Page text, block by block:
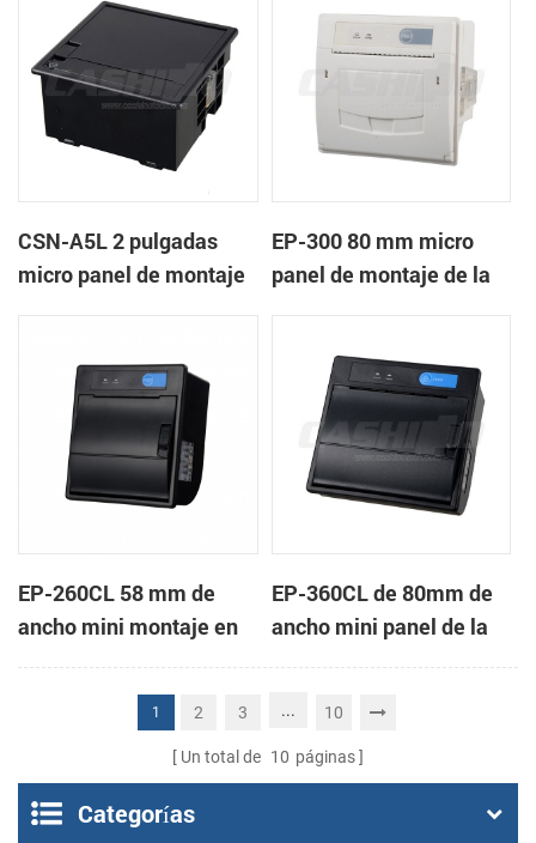
CSN-A5L 2 pulgadas
micro panel de montaje
EP-300 80 mm micro
panel de montaje de la
EP-260CL 58 mm de
ancho mini montaje en
panel de la impresora
térmica con auto-
EP-360CL de 80mm de
ancho mini panel de la
impresora térmica con
1 2 3 ... 10
Un total de 10 páginas
Categorías